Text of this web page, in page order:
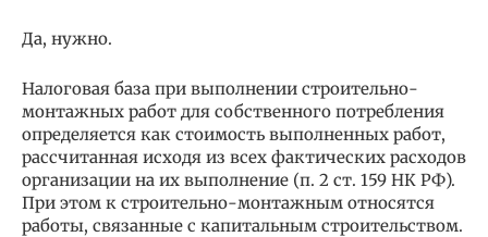
Да, нужно.
Налоговая база при выполнении строительно-
монтажных работ для собственного потребления
определяется как стоимость выполненных работ,
рассчитанная исходя из всех фактических расходов
организации на их выполнение (п. 2 ст. 159 НК РФ).
При этом к строительно-монтажным относятся
работы, связанные с капитальным строительством.